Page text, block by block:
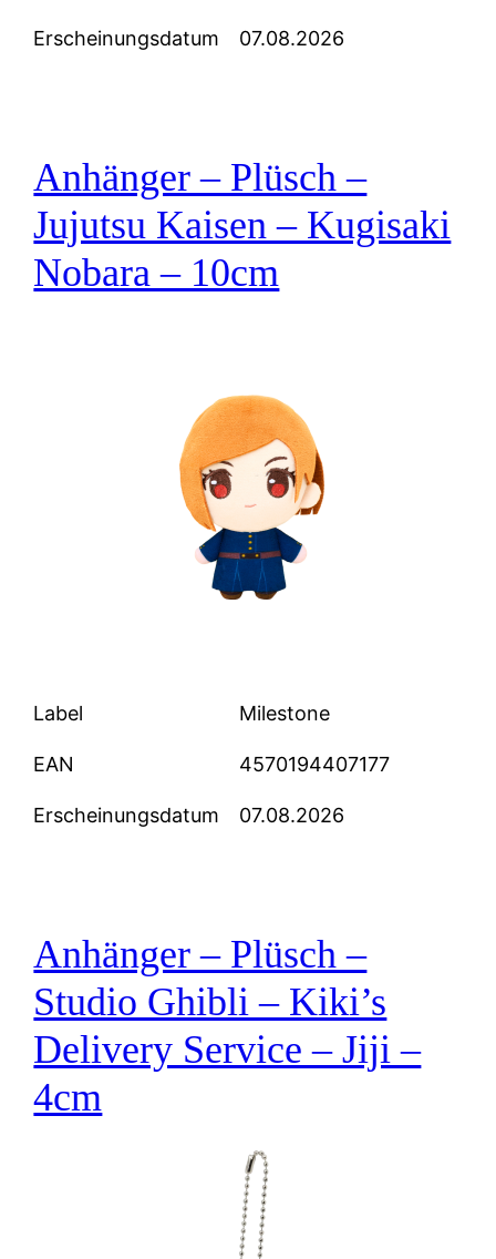
Erscheinungsdatum 07.08.2026
Anhänger – Plüsch –
Jujutsu Kaisen – Kugisaki
Nobara – 10cm
Label Milestone
EAN 4570194407177
Erscheinungsdatum 07.08.2026
Anhänger – Plüsch –
Studio Ghibli – Kiki’s
Delivery Service – Jiji –
4cm